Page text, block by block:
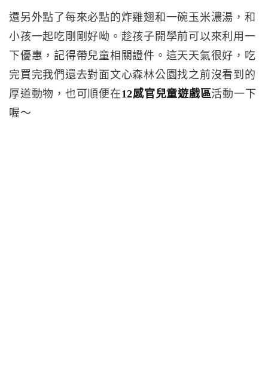
還另外點了每來必點的炸雞翅和一碗玉米濃湯，和
小孩一起吃剛剛好呦。趁孩子開學前可以來利用一
下優惠，記得帶兒童相關證件。這天天氣很好，吃
完買完我們還去對面文心森林公園找之前沒看到的
厚道動物，也可順便在12感官兒童遊戲區活動一下
喔～